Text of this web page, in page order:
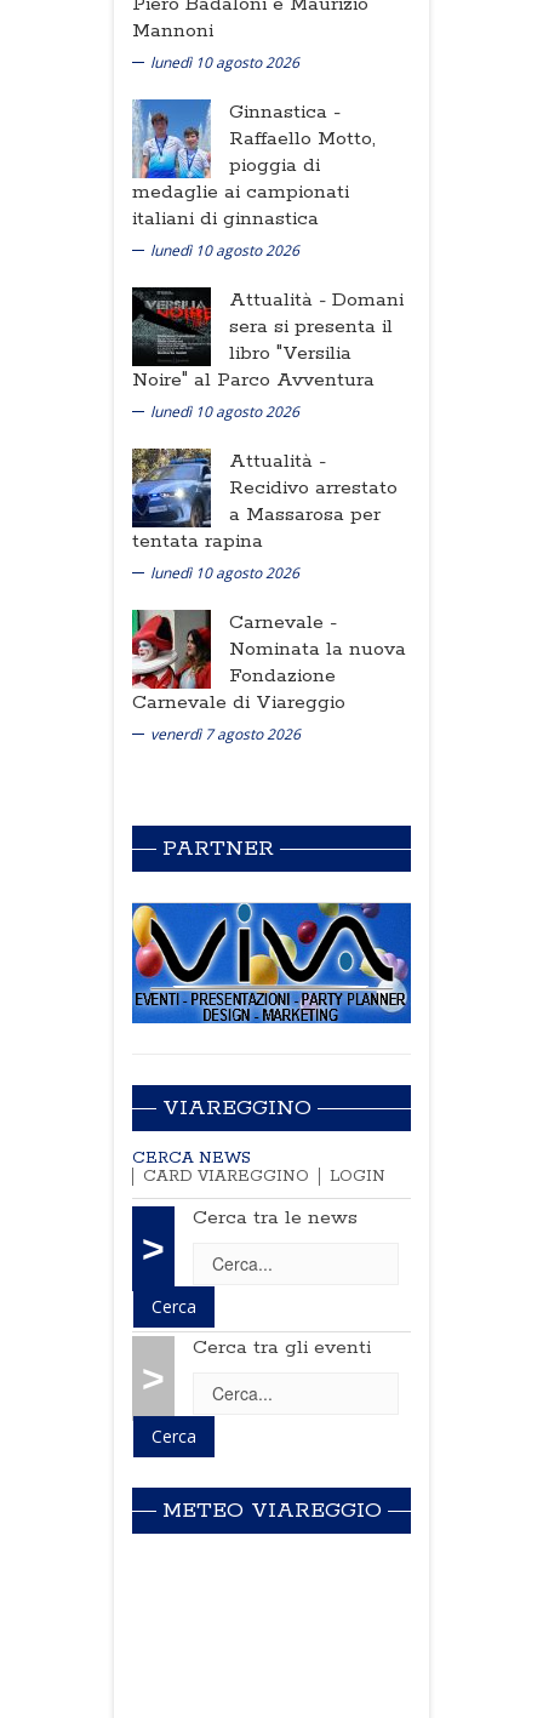
Mannoni
lunedì 10 agosto 2026
Ginnastica -
Raffaello Motto,
pioggia di
medaglie ai campionati
italiani di ginnastica
lunedì 10 agosto 2026
Attualità - Domani
sera si presenta il
libro "Versilia
Noire" al Parco Avventura
lunedì 10 agosto 2026
Attualità -
Recidivo arrestato
a Massarosa per
tentata rapina
lunedì 10 agosto 2026
Carnevale -
Nominata la nuova
Fondazione
Carnevale di Viareggio
venerdì 7 agosto 2026
PARTNER
VIAREGGINO
CERCA NEWS
CARD VIAREGGINO
LOGIN
>
Cerca tra le news
>
Cerca tra gli eventi
METEO VIAREGGIO